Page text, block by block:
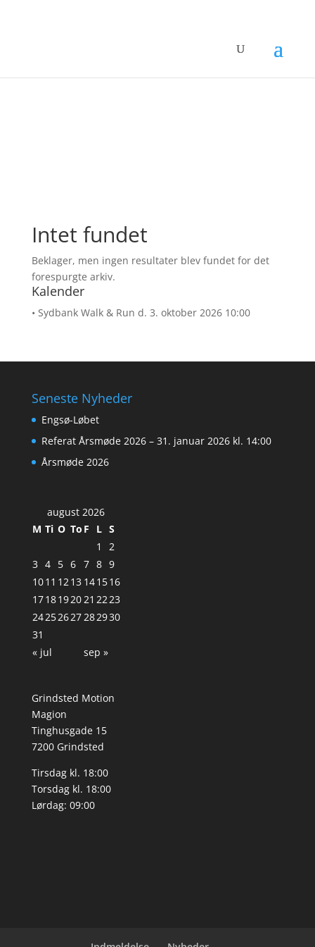
Hovborgløbet
Intet fundet
Beklager, men ingen resultater blev fundet for det
forespurgte arkiv.
Kalender
• Sydbank Walk & Run d. 3. oktober 2026 10:00
Seneste Nyheder
Engsø-Løbet
Referat Årsmøde 2026 – 31. januar 2026 kl. 14:00
Årsmøde 2026
august 2026
M Ti O To F L S
1
2
3 4 5 6 7 8 9
1011 1213 141516
1718192021 2223
24252627282930
31
« jul
sep »
Grindsted Motion
Magion
Tinghusgade 15
7200 Grindsted
Tirsdag kl. 18:00
Torsdag kl. 18:00
Lørdag: 09:00